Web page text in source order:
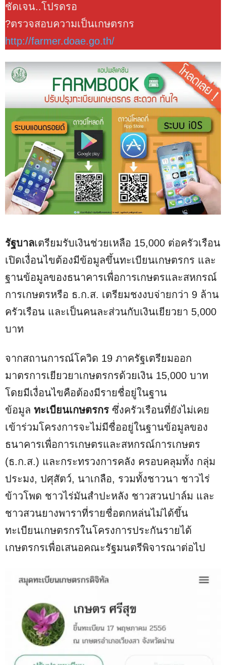
ชัดเจน..โปรดรอ
?ตรวจสอบความเป็นเกษตรกร
http://farmer.doae.go.th/
รัฐบาลเตรียมรับเงินช่วยเหลือ 15,000 ต่อครัวเรือน
เปิดเงื่อนไขต้องมีข้อมูลขึ้นทะเบียนเกษตรกร และ
ฐานข้อมูลของธนาคารเพื่อการเกษตรและสหกรณ์
การเกษตรหรือ ธ.ก.ส. เตรียมชงงบจ่ายกว่า 9 ล้าน
ครัวเรือน และเป็นคนละส่วนกับเงินเยียวยา 5,000
บาท
จากสถานการณ์โควิด 19 ภาครัฐเตรียมออก
มาตรการเยียวยาเกษตรกรด้วยเงิน 15,000 บาท
โดยมีเงื่อนไขคือต้องมีรายชื่อยู่ในฐาน
ข้อมูล ทะเบียนเกษตรกร ซึ่งครัวเรือนที่ยังไม่เคย
เข้าร่วมโครงการจะไม่มีชื่ออยู่ในฐานข้อมูลของ
ธนาคารเพื่อการเกษตรและสหกรณ์การเกษตร
(ธ.ก.ส.) และกระทรวงการคลัง ครอบคลุมทั้ง กลุ่ม
ประมง, ปศุสัตว์, นาเกลือ, รวมทั้งชาวนา ชาวไร่
ข้าวโพด ชาวไร่มันสำปะหลัง ชาวสวนปาล์ม และ
ชาวสวนยางพาราที่รายชื่อตกหล่นไม่ได้ขึ้น
ทะเบียนเกษตรกรในโครงการประกันรายได้
เกษตรกรเพื่อเสนอคณะรัฐมนตรีพิจารณาต่อไป